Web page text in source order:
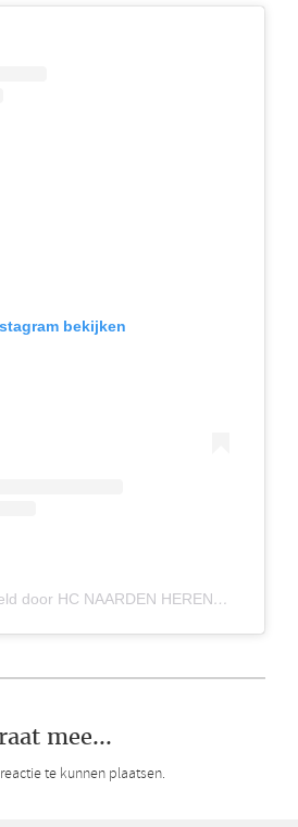
bekijken
Een bericht gedeeld door HC NAARDEN HEREN 1 (@hcnaardenh1)
mee...
te kunnen plaatsen.